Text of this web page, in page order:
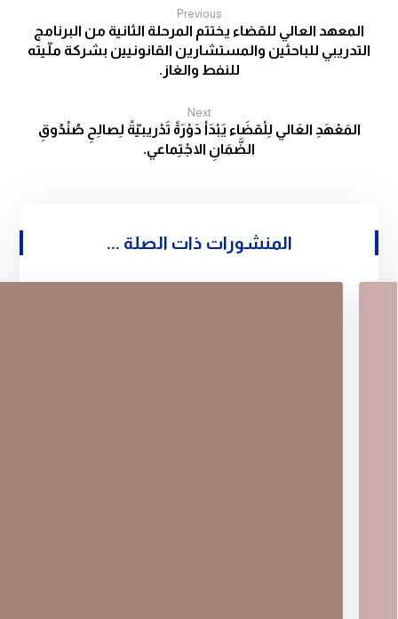
Previous
المعهد العالي للقضاء يختتم المرحلة الثانية من البرنامج
التدريبي للباحثين والمستشارين القانونيين بشركة ملّيته
للنفط والغاز.
Next
المَعْهَدِ العَالي لِلْقضَاء يَبْدَأ دَوْرَةً تَدْريبيّةً لِصالِحِ صُنْدُوقِ
الضَّمَانِ الاجْتِماعي.
المنشورات ذات الصلة ...